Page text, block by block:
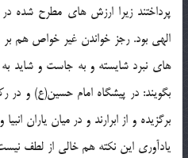
پرداختند زيرا ارزش هاي مطرح شده
الهي بود. رجز خواندن غير خواص هم
هاي نبرد شايسته و به جاست و شايد به
بگويند: در پيشگاه امام حسين(ع) و
برگزيده و از ابرارند و در ميان ياران
يادآوري اين نکته هم خالي از لطف